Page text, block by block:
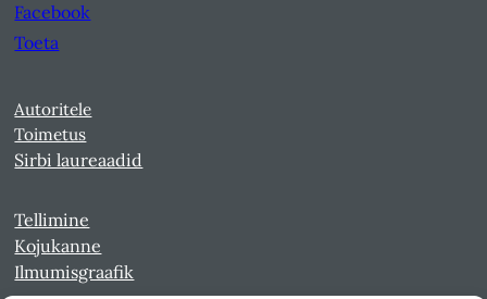
Facebook
Toeta
Autoritele
Toimetus
Sirbi laureaadid
Tellimine
Kojukanne
Ilmumisgraafik